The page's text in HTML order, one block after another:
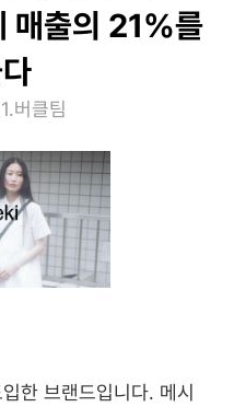
매출의 21%를
버클팀
한 브랜드입니다. 메시